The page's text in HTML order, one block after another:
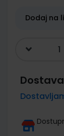
galleryDodaj na
Dostava